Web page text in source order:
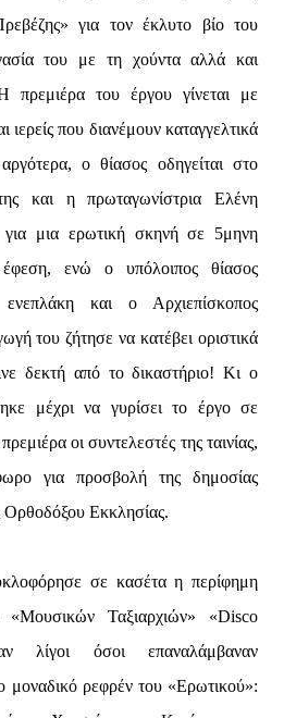
για τον έκλυτο βίο του
του με τη χούντα αλλά και
πρεμιέρα του έργου γίνεται με
ιερείς που διανέμουν καταγγελτικά
ο θίασος οδηγείται στο
και η πρωταγωνίστρια Ελένη
για μια ερωτική σκηνή σε 5μηνη
ενώ ο υπόλοιπος θίασος
και ο Αρχιεπίσκοπος
του ζήτησε να κατέβει οριστικά
δεκτή από το δικαστήριο! Κι ο
μέχρι να γυρίσει το έργο σε
οι συντελεστές της ταινίας,
για προσβολή της δημοσίας
Ορθοδόξου Εκκλησίας.
σε κασέτα η περίφημη
Ταξιαρχιών» «Disco
λίγοι όσοι επαναλάμβαναν
μοναδικό ρεφρέν του «Ερωτικού»: